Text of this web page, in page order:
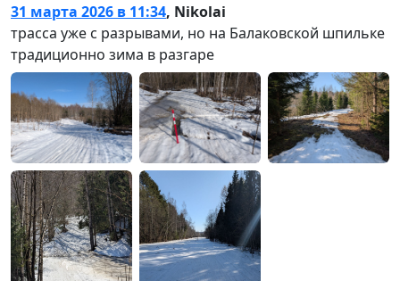
31 марта 2026 в 11:34, Nikolai
трасса уже с разрывами, но на Балаковской шпильке
традиционно зима в разгаре